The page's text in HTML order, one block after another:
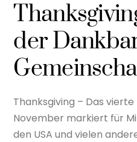
der
Thanksgiving – Das
November markiert für
den USA und vielen